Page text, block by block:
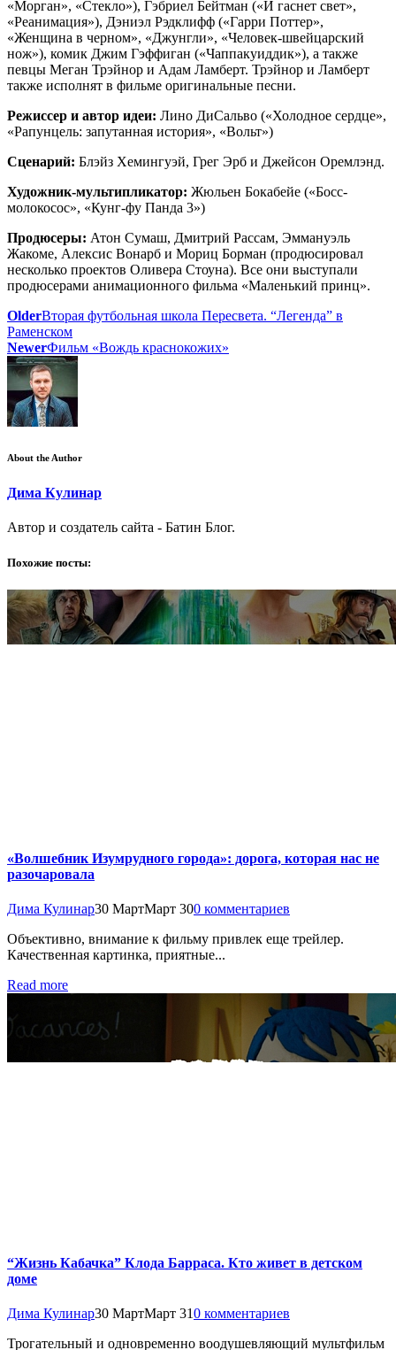
«Морган», «Стекло»), Гэбриел Бейтман («И гаснет свет»,
«Реанимация»), Дэниэл Рэдклифф («Гарри Поттер»,
«Женщина в черном», «Джунгли», «Человек-швейцарский
нож»), комик Джим Гэффиган («Чаппакуиддик»), а также
певцы Меган Трэйнор и Адам Ламберт. Трэйнор и Ламберт
также исполнят в фильме оригинальные песни.
Режиссер и автор идеи: Лино ДиСальво («Холодное сердце»,
«Рапунцель: запутанная история», «Вольт»)
Сценарий: Блэйз Хемингуэй, Грег Эрб и Джейсон Оремлэнд.
Художник-мультипликатор: Жюльен Бокабейе («Босс-
молокосос», «Кунг-фу Панда 3»)
Продюсеры: Атон Сумаш, Дмитрий Рассам, Эммануэль
Жакоме, Алексис Вонарб и Мориц Борман (продюсировал
несколько проектов Оливера Стоуна). Все они выступали
продюсерами анимационного фильма «Маленький принц».
OlderВторая футбольная школа Пересвета. “Легенда” в
Раменском
NewerФильм «Вождь краснокожих»
About the Author
Дима Кулинар
Автор и создатель сайта - Батин Блог.
Похожие посты:
«Волшебник Изумрудного города»: дорога, которая нас не
разочаровала
Дима Кулинар30 МартМарт 300 комментариев
Объективно, внимание к фильму привлек еще трейлер.
Качественная картинка, приятные...
Read more
“Жизнь Кабачка” Клода Барраса. Кто живет в детском
доме
Дима Кулинар30 МартМарт 310 комментариев
Трогательный и одновременно воодушевляющий мультфильм